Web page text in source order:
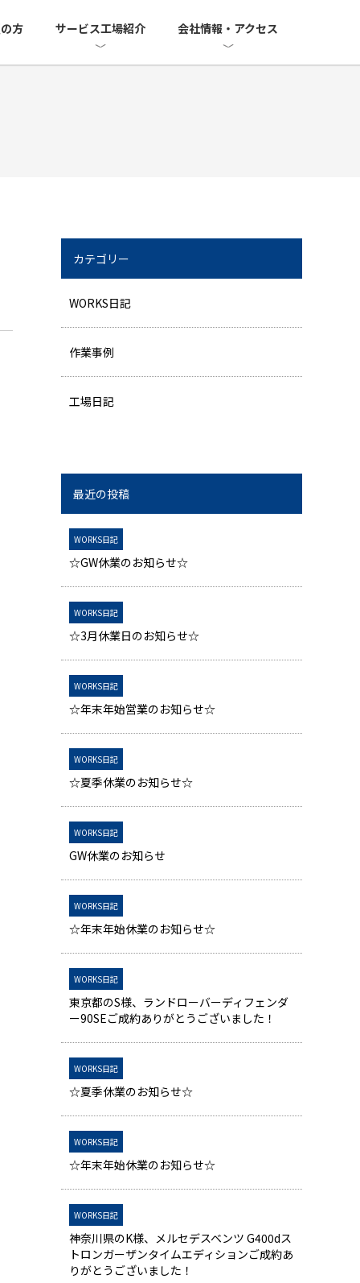
方 サービス工場紹介 会社情報・アクセス
カテゴリー
WORKS日記
作業事例
工場日記
最近の投稿
WORKS日記
☆GW休業のお知らせ☆
WORKS日記
☆3月休業日のお知らせ☆
WORKS日記
☆年末年始営業のお知らせ☆
WORKS日記
☆夏季休業のお知らせ☆
WORKS日記
GW休業のお知らせ
WORKS日記
☆年末年始休業のお知らせ☆
WORKS日記
東京都のS様、ランドローバーディフェンダ
ー90SEご成約ありがとうございました！
WORKS日記
☆夏季休業のお知らせ☆
WORKS日記
☆年末年始休業のお知らせ☆
WORKS日記
神奈川県のK様、メルセデスベンツ G400dス
トロンガーザンタイムエディションご成約あ
りがとうございました！